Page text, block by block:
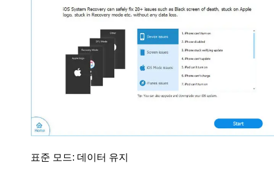
표준 모드: 데이터 유지